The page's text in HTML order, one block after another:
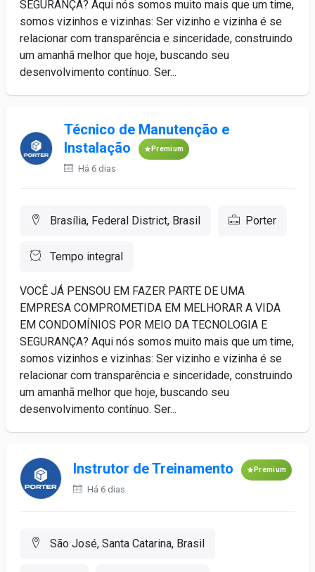
SEGURANÇA? Aqui nós somos muito mais que um time,
somos vizinhos e vizinhas: Ser vizinho e vizinha é se
relacionar com transparência e sinceridade, construindo
um amanhã melhor que hoje, buscando seu
desenvolvimento contínuo. Ser...
Técnico de Manutenção e
Instalação
Premium
Há 6 dias
Brasília, Federal District, Brasil Porter
Tempo integral
VOCÊ JÁ PENSOU EM FAZER PARTE DE UMA
EMPRESA COMPROMETIDA EM MELHORAR A VIDA
EM CONDOMÍNIOS POR MEIO DA TECNOLOGIA E
SEGURANÇA? Aqui nós somos muito mais que um time,
somos vizinhos e vizinhas: Ser vizinho e vizinha é se
relacionar com transparência e sinceridade, construindo
um amanhã melhor que hoje, buscando seu
desenvolvimento contínuo. Ser...
Instrutor de Treinamento Premium
Há 6 dias
São José, Santa Catarina, Brasil